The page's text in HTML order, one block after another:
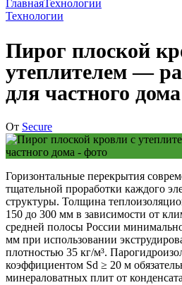
ГлавнаяТехнологии
Технологии
Пирог плоской
утеплителем —
для частного дома
От Secure
Горизонтальные перекрытия
тщательной проработки каждого
структуры. Толщина
150 до 300 мм в зависимости от
средней полосы России
мм при использовании
плотностью 35 кг/м³.
коэффициентом Sd ≥ 20 м
минераловатных плит от